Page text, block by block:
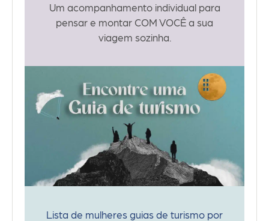
Um acompanhamento individual para
pensar e montar COM VOCÊ a sua
viagem sozinha.
Lista de mulheres guias de turismo por